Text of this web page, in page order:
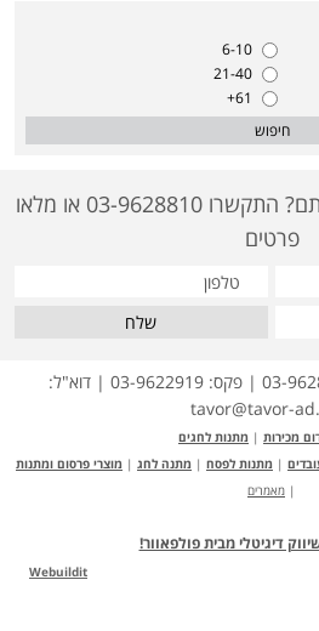
6-10
21-40
61+
חיפוש
לא מצאתם את מה שרציתם? התקשרו 03-9628810 או מלאו
פרטים
שלח
פרסום תבור | טלפון:03-9628810 | פקס: 03-9622919 | דוא"ל:
tavor@tavor-
מכירות | מתנות לחגים
| מתנות לפסח | מתנה לחג | מוצרי פרסום ומתנות
| מאמרים
דיגיטלי מבית פולפאוור!
Webuildit